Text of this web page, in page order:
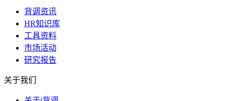
背调资讯
HR知识库
工具资料
市场活动
研究报告
关于我们